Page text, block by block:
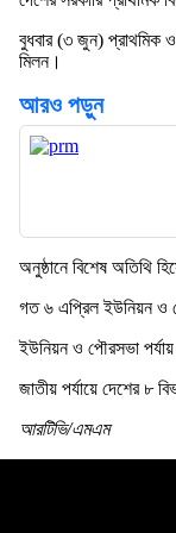
বুধবার (৩ জুন) প্রাথমিক ও
মিলন।
আরও পড়ুন
অনুষ্ঠানে বিশেষ অতিথি
গত ৬ এপ্রিল ইউনিয়ন ও
ইউনিয়ন ও পৌরসভা পর্যায়
জাতীয় পর্যায়ে দেশের ৮
আরটিভি/এমএম